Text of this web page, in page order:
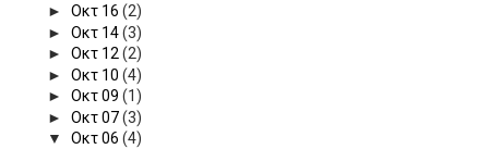
► Οκτ 16 (2)
► Οκτ 14(3)
► Οκτ 12(2)
► Οκτ 10 (4)
► Οκτ 09 (1)
► Οκτ 07(3)
▼ Οκτ 06 (4)